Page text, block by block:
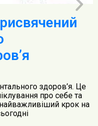
здоров’я. Це
про себе та
крок на